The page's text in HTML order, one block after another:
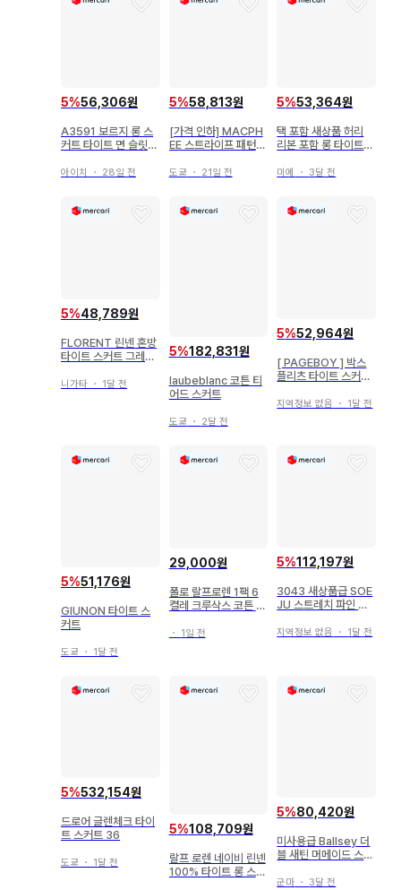
5%56,306원
A3591 보르지 롱 스
커트 타이트 면 슬릿
아이치 ・ 28일 전
5%58,813원
[가격 인하] MACPH
EE 스트라이프 패턴
도쿄 ・ 21일 전
5%53,364원
택 포함 새상품 허리
리본 포함 롱 타이트
미에 ・ 3달 전
5%48,789원
FLORENT 린넨 혼방
타이트 스커트 그레이
니가타 ・ 1달 전
5%182,831원
laubeblanc 코튼 티
어드 스커트
도쿄 ・ 2달 전
5%52,964원
[ PAGEBOY ] 박스
플리츠 타이트 스커트
지역정보 없음 ・ 1달 전
5%51,176원
GIUNON 타이트 스
커트
도쿄 ・ 1달 전
29,000원
폴로 랄프로렌 1팩 6
켤레 크루삭스 코튼 혼
・ 1일 전
5%112,197원
3043 새상품급 SOE
JU 스트레치 파인 롱
이즈
지역정보 없음 ・ 1달 전
5%532,154원
드로어 글렌체크 타이
트 스커트 36
도쿄 ・ 1달 전
5%108,709원
랄프 로렌 네이비 린넨
100% 타이트 롱 스커
5%80,420원
미사용급 Ballsey 더
블 새틴 머메이드 스커
군마 ・ 3달 전